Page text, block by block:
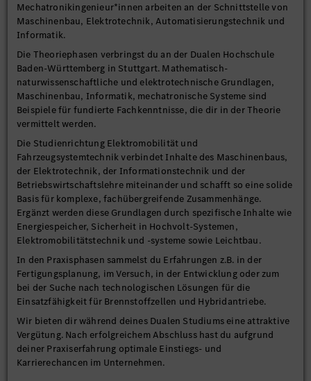
Mechatronikingenieur*innen arbeiten an der Schnittstelle von
Maschinenbau, Elektrotechnik, Automatisierungstechnik und
Informatik.
Die Theoriephasen verbringst du an der Dualen Hochschule
Baden-Württemberg in Stuttgart. Mathematisch-
naturwissenschaftliche und elektrotechnische Grundlagen,
Maschinenbau, Informatik, mechatronische Systeme sind
Beispiele für fundierte Fachkenntnisse, die dir in der Theorie
vermittelt werden.
Die Studienrichtung Elektromobilität und
Fahrzeugsystemtechnik verbindet Inhalte des Maschinenbaus,
der Elektrotechnik, der Informationstechnik und der
Betriebswirtschaftslehre miteinander und schafft so eine solide
Basis für komplexe, fachübergreifende Zusammenhänge.
Ergänzt werden diese Grundlagen durch spezifische Inhalte wie
Energiespeicher, Sicherheit in Hochvolt-Systemen,
Elektromobilitätstechnik und -systeme sowie Leichtbau.
In den Praxisphasen sammelst du Erfahrungen z.B. in der
Fertigungsplanung, im Versuch, in der Entwicklung oder zum
bei der Suche nach technologischen Lösungen für die
Einsatzfähigkeit für Brennstoffzellen und Hybridantriebe.
Wir bieten dir während deines Dualen Studiums eine attraktive
Vergütung. Nach erfolgreichem Abschluss hast du aufgrund
deiner Praxiserfahrung optimale Einstiegs- und
Karrierechancen im Unternehmen.